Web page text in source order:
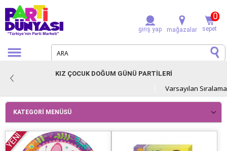
giriş yap mağazalar sepet
0
KIZ ÇOCUK DOĞUM GÜNÜ PARTİLERİ
KATEGORI MENÜSÜ
YENİ